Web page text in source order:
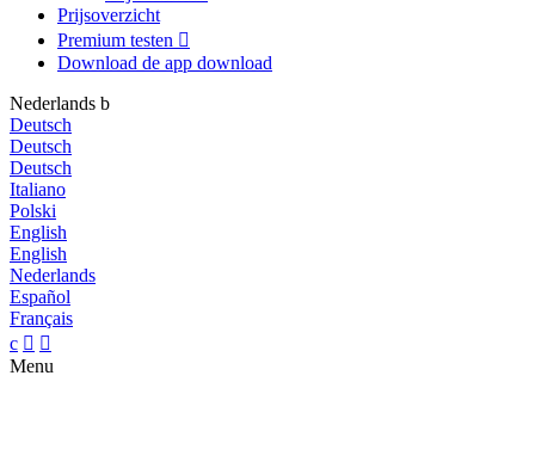
Prijsoverzicht
Premium testen 
Download de app download
Nederlands b
Deutsch
Deutsch
Deutsch
Italiano
Polski
English
English
Nederlands
Español
Français
c  
Menu